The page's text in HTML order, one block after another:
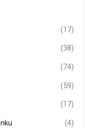
(17)
(38)
(74)
(59)
(17)
(4)